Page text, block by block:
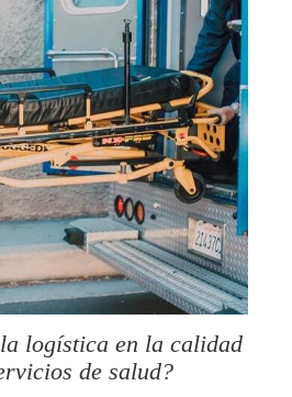
logística en la calidad
de salud?